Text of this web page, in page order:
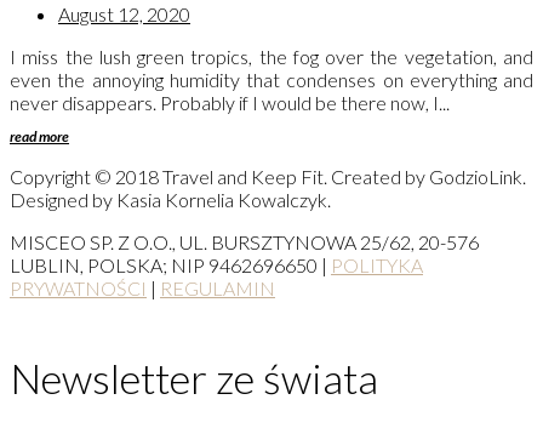
August 12, 2020
I miss the lush green tropics, the fog over the vegetation, and
even the annoying humidity that condenses on everything and
never disappears. Probably if I would be there now, I...
read more
Copyright © 2018 Travel and Keep Fit. Created by GodzioLink.
Designed by Kasia Kornelia Kowalczyk.
MISCEO SP. Z O.O., UL. BURSZTYNOWA 25/62, 20-576
LUBLIN, POLSKA; NIP 9462696650 | POLITYKA
PRYWATNOŚCI | REGULAMIN
Newsletter ze świata